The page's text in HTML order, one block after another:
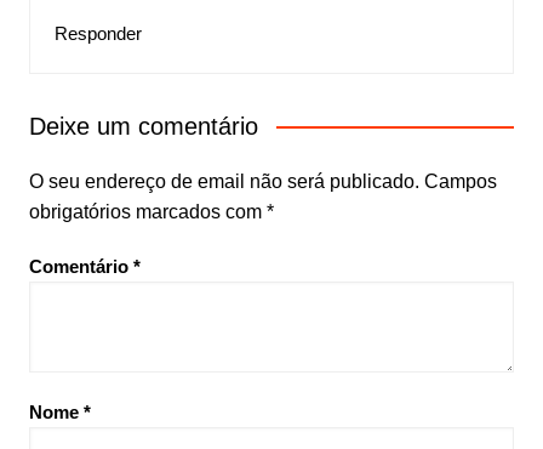
Responder
Deixe um comentário
O seu endereço de email não será publicado. Campos
obrigatórios marcados com *
Comentário *
Nome *